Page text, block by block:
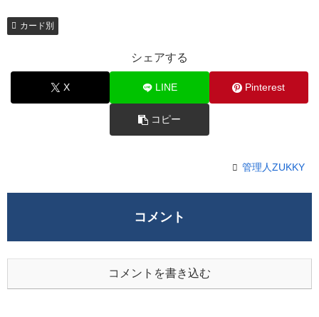
カード別
シェアする
X LINE Pinterest
コピー
管理人ZUKKY
コメント
コメントを書き込む